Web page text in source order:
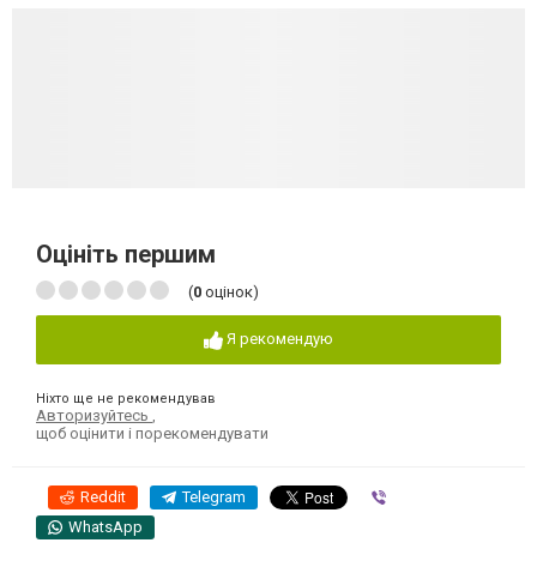
Оцініть першим
(0 оцінок)
Я рекомендую
Ніхто ще не рекомендував
Авторизуйтесь
щоб оцінити і порекомендувати
Reddit Telegram
WhatsApp